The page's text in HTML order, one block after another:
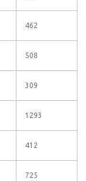
462
508
309
1293
412
725